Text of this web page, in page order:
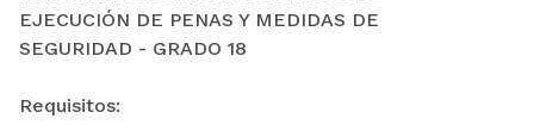
EJECUCIÓN DE PENAS Y MEDIDAS DE
SEGURIDAD - GRADO 18
Requisitos: